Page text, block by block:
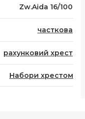
Zw.Aida 16/100
часткова
рахунковий хрест
Набори хрестом